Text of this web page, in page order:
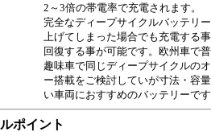
2～3倍の帯電率で充電されます。
完全なディープサイクルバッテリ
上げてしまった場合でも充電する
回復する事が可能です。欧州車で
趣味車で同じディープサイクルの
ー搭載をご検討していが寸法・容
い車両におすすめのバッテリーで
ポイント